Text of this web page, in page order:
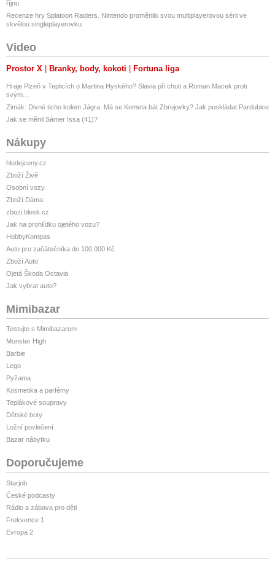
říjnu
Recenze hry Splatoon Raiders. Nintendo proměnilo svou multiplayerovou sérii ve
skvělou singleplayerovku
Video
Prostor X Branky, body, kokoti Fortuna liga
Hraje Plzeň v Teplicích o Martina Hyského? Slavia při chuti a Roman Macek proti
svým…
Zimák: Divné ticho kolem Jágra. Má se Kometa bát Zbrojovky? Jak poskládat Pardubice
Jak se měnil Sámer Issa (41)?
Nákupy
hledejceny.cz
Zboží Živě
Osobní vozy
Zboží Dáma
zbozi.blesk.cz
Jak na prohlídku ojetého vozu?
HobbyKompas
Auto pro začátečníka do 100 000 Kč
Zboží Auto
Ojetá Škoda Octavia
Jak vybrat auto?
Mimibazar
Testujte s Mimibazarem
Monster High
Barbie
Lego
Pyžama
Kosmetika a parfémy
Teplákové soupravy
Dětské boty
Ložní povlečení
Bazar nábytku
Doporučujeme
Starjob
České podcasty
Rádio a zábava pro děti
Frekvence 1
Evropa 2